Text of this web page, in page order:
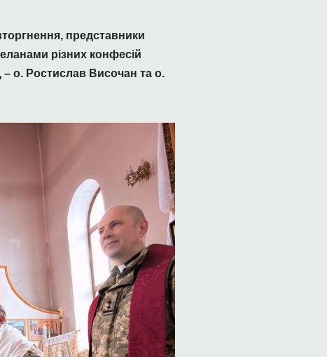
представники
різних конфесій
– о. Ростислав Височан та о.